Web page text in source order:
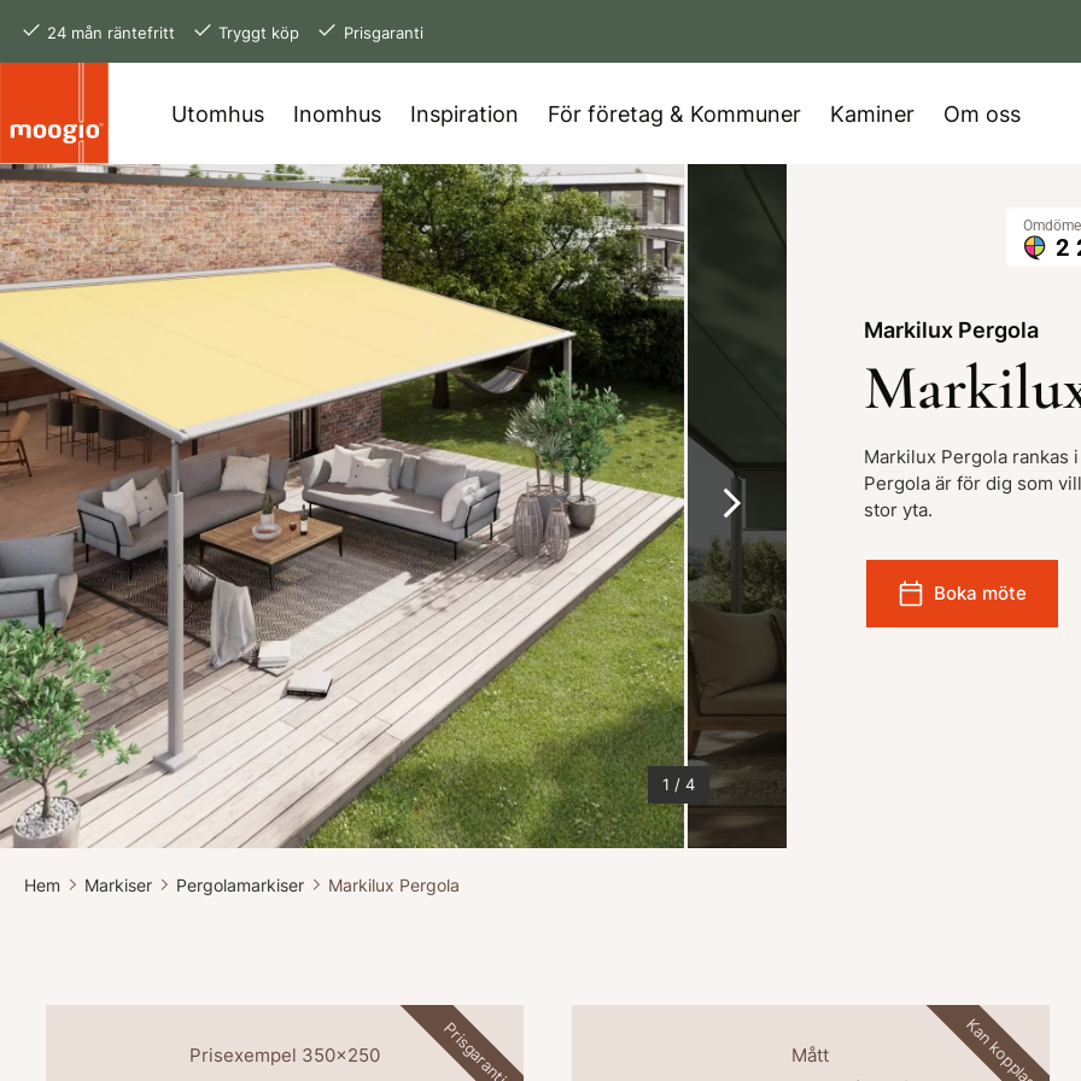
Utomhus Inomhus Inspiration För företag & Kommuner Kaminer Om oss
24 mån räntefritt Tryggt köp Prisgaranti
1 / 4
Hem Markiser Pergolamarkiser Markilux Pergola
Markilux Pergola
Markilux Pergola rankas
Pergola är för dig som
stor yta.
Boka möte
Prisexempel 350x250 Prisgaranti Mått Kan kopplas